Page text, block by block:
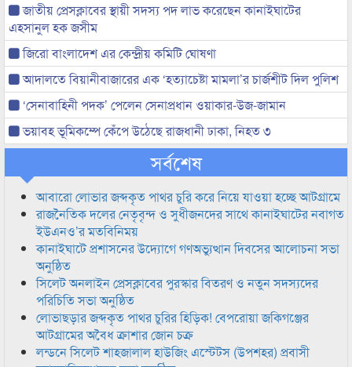
জাতীয় প্রেসক্লাবের স্থায়ী সদস্য পদ লাভ করেছেন কানাইঘাটের
এহসানুল হক জসীম
জিরো বাংলাদেশ এর কেন্দ্রীয় কমিটি ঘোষণা
আদালতে বিয়ানীবাজারের এক ‘হত্যাচেষ্টা মামলা’র চার্জশীট দিল পুলিশ
‘সেনাবাহিনী পদক’ পেলেন সেনাপ্রধান ওয়াকার-উজ-জামান
ভয়াবহ ভূমিকম্পে কেঁপে উঠেছে রাজধানী ঢাকা, নিহত ৩
সর্বশেষ
আবারো লোভার জব্দকৃত পাথর চুরি করে নিয়ে যাওয়া হচ্ছে আটগ্রামে
রাজনৈতিক দলের নেতৃবৃন্দ ও সুধীজনদের সাথে কানাইঘাটের নবাগত
ইউএনও’র মতবিনিময়
কানাইঘাটে প্রশাসনের উদ্যোগে গণঅভ্যুত্থান দিবসের আলোচনা সভা
অনুষ্ঠিত
সিলেট অনলাইন প্রেসক্লাবের পুরস্কার বিতরণ ও নতুন সদস্যদের
পরিচিতি সভা অনুষ্ঠিত
লোভাছড়ার জব্দকৃত পাথর চুরির হিড়িক! বেপরোয়া জকিগঞ্জের
আটগ্রামের অবৈধ ক্রাশার জোন চক্র
লন্ডনে সিলেট শাহজালাল হাউজিং এস্টেটস (উপশহর) প্রবাসী